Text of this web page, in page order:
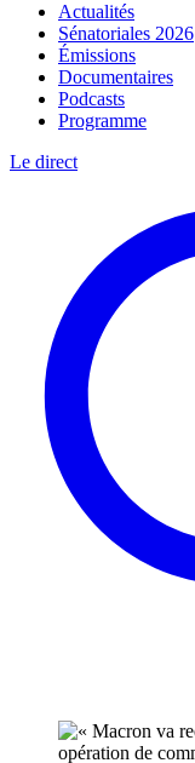
Actualités
Sénatoriales 2026
Émissions
Documentaires
Podcasts
Programme
Le direct